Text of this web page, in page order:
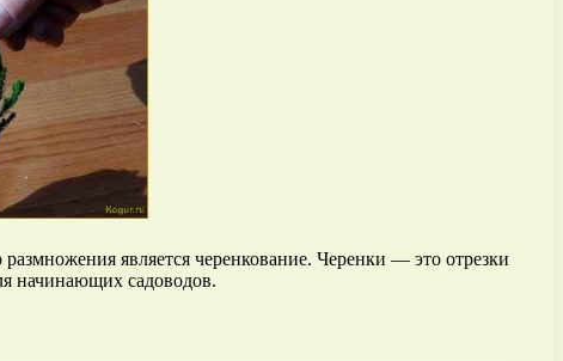
является черенкование. Черенки — это отрезки
начинающих садоводов.